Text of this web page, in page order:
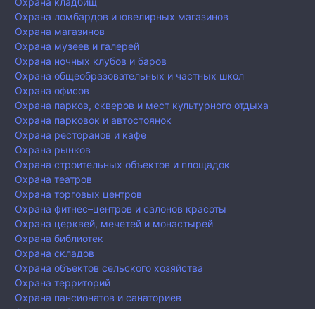
Охрана ломбардов и ювелирных магазинов
Охрана магазинов
Охрана музеев и галерей
Охрана ночных клубов и баров
Охрана общеобразовательных и частных школ
Охрана офисов
Охрана парков, скверов и мест культурного отдыха
Охрана парковок и автостоянок
Охрана ресторанов и кафе
Охрана рынков
Охрана строительных объектов и площадок
Охрана театров
Охрана торговых центров
Охрана фитнес–центров и салонов красоты
Охрана церквей, мечетей и монастырей
Охрана библиотек
Охрана складов
Охрана объектов сельского хозяйства
Охрана территорий
Охрана пансионатов и санаториев